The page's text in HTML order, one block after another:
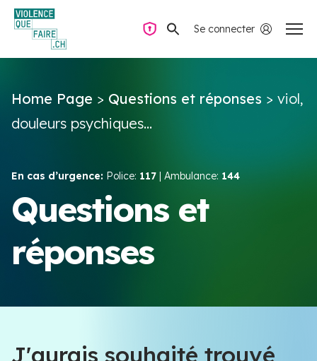
Se connecter
Questions & Réponses
La violence dans le couple
Ressources & Campagnes
Navigation privée
Home Page > Questions et réponses > viol,
douleurs psychiques...
En cas d’urgence: Police: 117 | Ambulance: 144
Questions et
réponses
J'aurais souhaité trouvé